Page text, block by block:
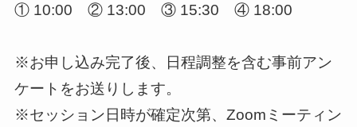
① 10:00 ② 13:00 ③ 15:30 ④ 18:00
※お申し込み完了後、日程調整を含む事前アン
ケートをお送りします。
※セッション日時が確定次第、Zoomミーティン